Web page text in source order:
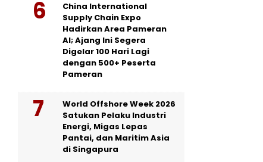
China International
Supply Chain Expo
Hadirkan Area Pameran
AI; Ajang Ini Segera
Digelar 100 Hari Lagi
dengan 500+ Peserta
Pameran
World Offshore Week 2026
Satukan Pelaku Industri
Energi, Migas Lepas
Pantai, dan Maritim Asia
di Singapura